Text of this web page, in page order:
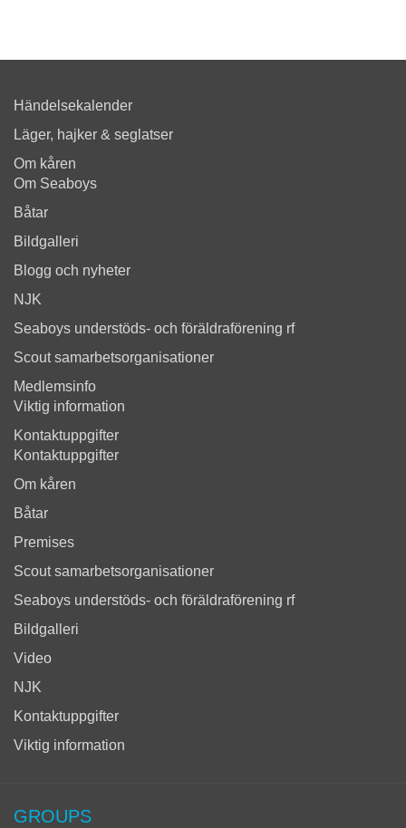
Händelsekalender
Läger, hajker & seglatser
Om kåren
Om Seaboys
Båtar
Bildgalleri
Blogg och nyheter
NJK
Seaboys understöds- och föräldraförening rf
Scout samarbetsorganisationer
Medlemsinfo
Viktig information
Kontaktuppgifter
Kontaktuppgifter
Om kåren
Båtar
Premises
Scout samarbetsorganisationer
Seaboys understöds- och föräldraförening rf
Bildgalleri
Video
NJK
Kontaktuppgifter
Viktig information
GROUPS